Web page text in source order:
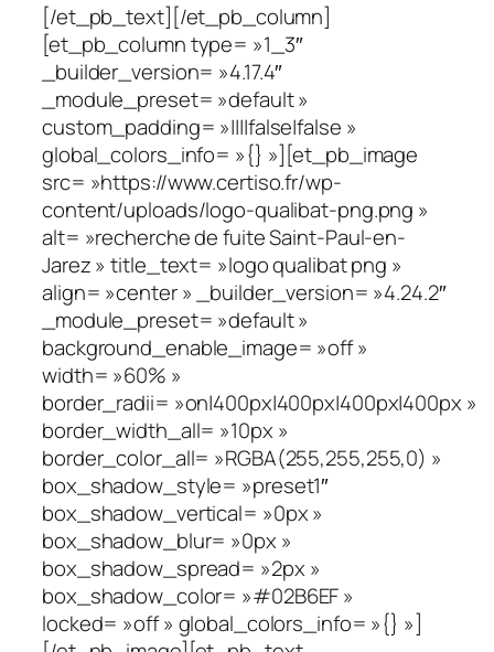
[/et_pb_text][/et_pb_column]
[et_pb_column type= »1_3″
_builder_version= »4.17.4″
_module_preset= »default »
custom_padding= »||||false|false »
global_colors_info= »{} »][et_pb_image
src= »https://www.certiso.fr/wp-
content/uploads/logo-qualibat-png.png »
alt= »recherche de fuite Saint-Paul-en-
Jarez » title_text= »logo qualibat png »
align= »center » _builder_version= »4.24.2″
_module_preset= »default »
background_enable_image= »off »
width= »60% »
border_radii= »on|400px|400px|400px|400px »
border_width_all= »10px »
border_color_all= »RGBA(255,255,255,0) »
box_shadow_style= »preset1″
box_shadow_vertical= »0px »
box_shadow_blur= »0px »
box_shadow_spread= »2px »
box_shadow_color= »#02B6EF »
locked= »off » global_colors_info= »{} »]